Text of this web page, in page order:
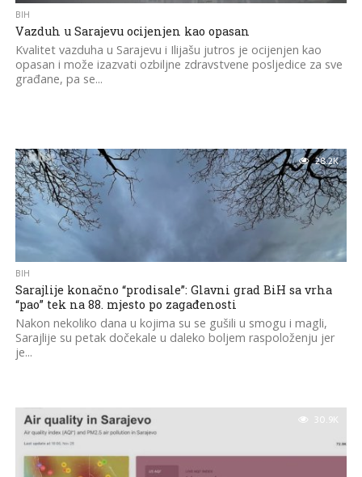
BIH
Vazduh u Sarajevu ocijenjen kao opasan
Kvalitet vazduha u Sarajevu i Ilijašu jutros je ocijenjen kao
opasan i može izazvati ozbiljne zdravstvene posljedice za sve
građane, pa se...
28.2K
BIH
Sarajlije konačno “prodisale”: Glavni grad BiH sa vrha
“pao” tek na 88. mjesto po zagađenosti
Nakon nekoliko dana u kojima su se gušili u smogu i magli,
Sarajlije su petak dočekale u daleko boljem raspoloženju jer
je...
30.9K